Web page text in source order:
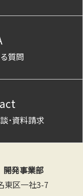
質問
･資料請求
発事業部
東区一社3-7